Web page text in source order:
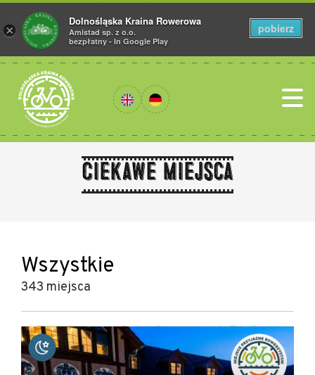
Ciekawe miejsca
Wszystkie
343 miejsca
+
−
×
Dolnośląska Kraina Rowerowa
Amistad sp. z o.o.
bezpłatny - In Google Play
pobierz